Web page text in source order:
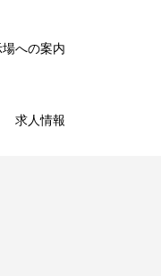
への案内
求人情報